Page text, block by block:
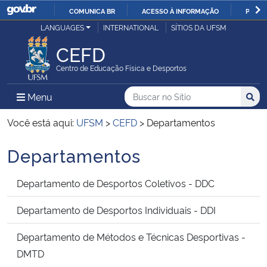
IR
COMUNICA BR ACESSO À INFORMAÇÃO
Ministério da Justiça e Segurança Pública
Ministério da Defesa
Ministério das Relações Exteriores
Ministério da Economia
Ministério da Infraestrutura
Ministério da Agricultura, Pecuária e Abastecimento
Ministério da Educação
LANGUAGES INTERNATIONAL SÍTIOS DA UFSM
CEFD
Centro de Educação Física e Desportos
Menu Menu Principal do Sítio
Busca
Buscar no no Sítio
Busca:
Você está aqui: UFSM >CEFD > Departamentos
Departamentos
Departamento de Desportos Coletivos - DDC
Departamento de Desportos Individuais - DDI
Departamento de Métodos e Técnicas Desportivas -
DMTD